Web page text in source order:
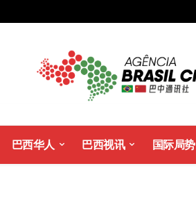
巴西华人 巴西视讯 国际局势